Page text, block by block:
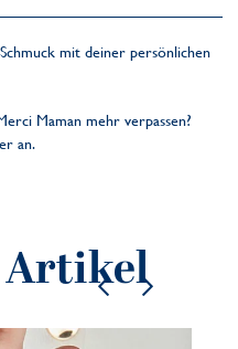
mit deiner persönlichen
Maman mehr verpassen?
an.